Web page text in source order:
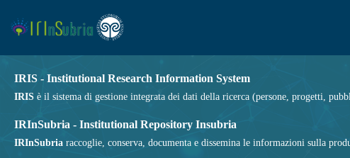
IRIS - Institutional Research Information System
IRIS è il sistema di gestione integrata dei dati della ricerca (persone, progetti,
IRInSubria - Institutional Repository Insubria
IRInSubria raccoglie, conserva, documenta e dissemina le informazioni sulla